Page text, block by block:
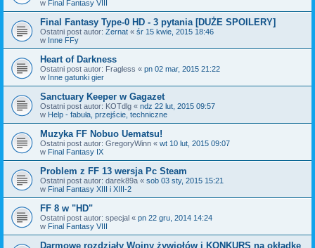
w Final Fantasy VIII
Final Fantasy Type-0 HD - 3 pytania [DUŻE SPOILERY]
Ostatni post autor: Zernat « śr 15 kwie, 2015 18:46
w Inne FFy
Heart of Darkness
Ostatni post autor: Fragless « pn 02 mar, 2015 21:22
w Inne gatunki gier
Sanctuary Keeper w Gagazet
Ostatni post autor: KOTdlg « ndz 22 lut, 2015 09:57
w Help - fabuła, przejście, techniczne
Muzyka FF Nobuo Uematsu!
Ostatni post autor: GregoryWinn « wt 10 lut, 2015 09:07
w Final Fantasy IX
Problem z FF 13 wersja Pc Steam
Ostatni post autor: darek89a « sob 03 sty, 2015 15:21
w Final Fantasy XIII i XIII-2
FF 8 w "HD"
Ostatni post autor: specjal « pn 22 gru, 2014 14:24
w Final Fantasy VIII
Darmowe rozdziały Wojny żywiołów i KONKURS na okładkę